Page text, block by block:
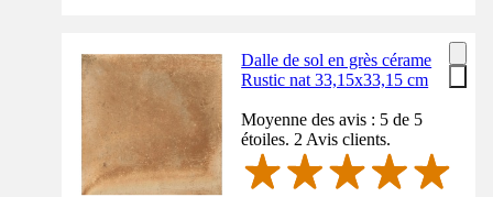
Dalle de sol en grès cérame
Rustic nat 33,15x33,15 cm
Moyenne des avis : 5 de 5
étoiles. 2 Avis clients.